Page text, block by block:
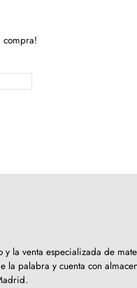
compra!
y la venta especializada de
la palabra y cuenta con